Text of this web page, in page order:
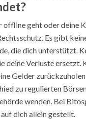
offline geht oder deine
Es gibt
die dich unterstützt.
deine Verluste ersetzt.
Gelder
zu regulierten
wenden. Bei
dich allein gestellt.